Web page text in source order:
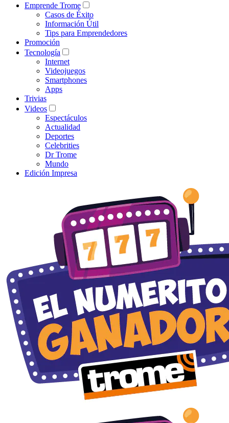
Emprende Trome
Casos de Éxito
Información Útil
Tips para Emprendedores
Promoción
Tecnología
Internet
Videojuegos
Smartphones
Apps
Trivias
Videos
Espectáculos
Actualidad
Deportes
Celebrities
Dr Trome
Mundo
Edición Impresa